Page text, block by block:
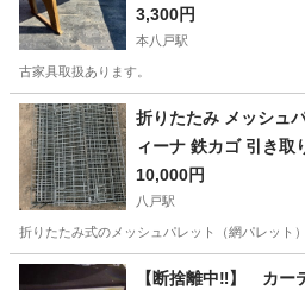
3,300円
本八戸駅
古家具取扱あります。
青森 八戸市 本八戸駅 その他
折りたたみ メッシュ
ィーナ 鉄カゴ 引き取
10,000円
八戸駅
折りたたみ式のメッシュパレット（網パレット
青森 八戸市 八戸駅 その他
【断捨離中‼️】 カ